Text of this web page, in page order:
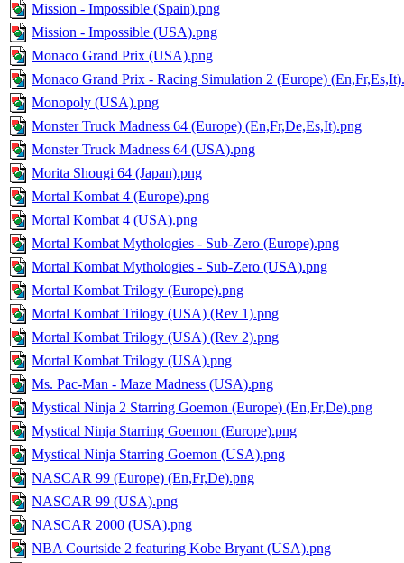
Mission - Impossible (Spain).png
Mission - Impossible (USA).png
Monaco Grand Prix (USA).png
Monaco Grand Prix - Racing Simulation 2 (Europe)
Monopoly (USA).png
Monster Truck Madness 64 (Europe) (En,Fr,De,Es,It).png
Monster Truck Madness 64 (USA).png
Morita Shougi 64 (Japan).png
Mortal Kombat 4 (Europe).png
Mortal Kombat 4 (USA).png
Mortal Kombat Mythologies - Sub-Zero (Europe).png
Mortal Kombat Mythologies - Sub-Zero (USA).png
Mortal Kombat Trilogy (Europe).png
Mortal Kombat Trilogy (USA) (Rev 1).png
Mortal Kombat Trilogy (USA) (Rev 2).png
Mortal Kombat Trilogy (USA).png
Ms. Pac-Man - Maze Madness (USA).png
Mystical Ninja 2 Starring Goemon (Europe) (En,Fr,De).png
Mystical Ninja Starring Goemon (Europe).png
Mystical Ninja Starring Goemon (USA).png
NASCAR 99 (Europe) (En,Fr,De).png
NASCAR 99 (USA).png
NASCAR 2000 (USA).png
NBA Courtside 2 featuring Kobe Bryant (USA).png